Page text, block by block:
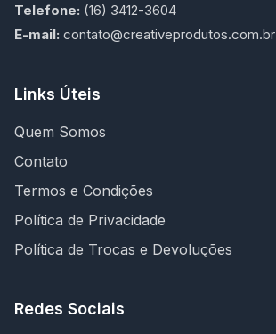
Telefone: (16) 3412-3604
E-mail: contato@creativeprodutos.com.br
Links Úteis
Quem Somos
Contato
Termos e Condições
Política de Privacidade
Política de Trocas e Devoluções
Redes Sociais